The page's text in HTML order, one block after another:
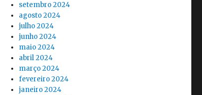
setembro 2024
agosto 2024
julho 2024
junho 2024
maio 2024
abril 2024
março 2024
fevereiro 2024
janeiro 2024